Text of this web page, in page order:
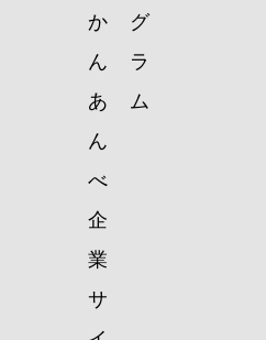
か
ん
あ
ん
べ
企
業
サ
グ
ラ
ム